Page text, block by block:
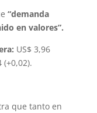
“demanda
en valores”.
US$ 3,96
(+0,02).
que tanto en